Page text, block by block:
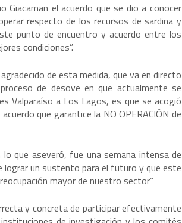
Giacaman el acuerdo que se dio a conocer
respecto de los recursos de sardina y
punto de encuentro y acuerdo entre los
condiciones”.
de esta medida, que va en directo
de desove en que actualmente se
Valparaíso a Los Lagos, es que se acogió
que garantice la NO OPERACIÓN de
que aseveró, fue una semana intensa de
lograr un sustento para el futuro y que este
mayor de nuestro sector”
y concreta de participar efectivamente